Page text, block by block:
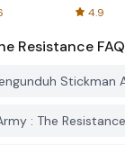
4.9
Resistance FAQ